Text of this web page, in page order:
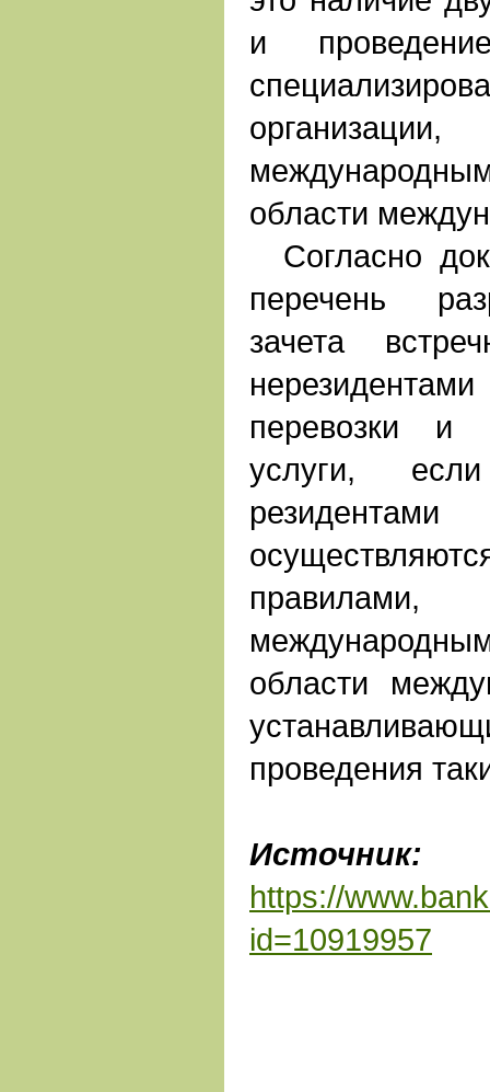
и
области
Согласно
перечень
зачета
перевозки и
услуги,
области
проведения
Источник:
https://
id=10919957